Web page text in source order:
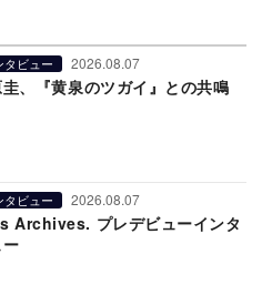
タビュー 2026.08.07
、『黄泉のツガイ』との共鳴
タビュー 2026.08.07
Archives. プレデビューインタ